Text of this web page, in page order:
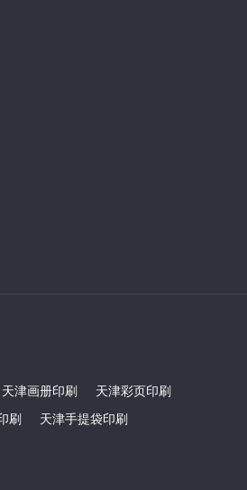
天津画册印刷
天津彩页印刷
刷
天津手提袋印刷